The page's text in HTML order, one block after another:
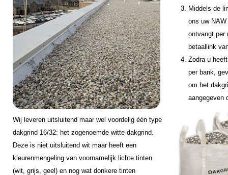
Wij leveren uitsluitend maar wel voordelig één type
dakgrind 16/32: het zogenoemde witte dakgrind.
Deze is niet uitsluitend wit maar heeft een
kleurenmengeling van voornamelijk lichte tinten
(wit, grijs, geel) en nog wat donkere tinten
Middels de
ons uw
ontvangt per
betaallink
Zodra u
per bank,
om het
aangegeven